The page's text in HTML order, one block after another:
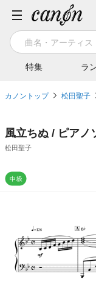
特集 ラ
カノントップ 松田聖子
風立ちぬ / ピアノ
松田聖子